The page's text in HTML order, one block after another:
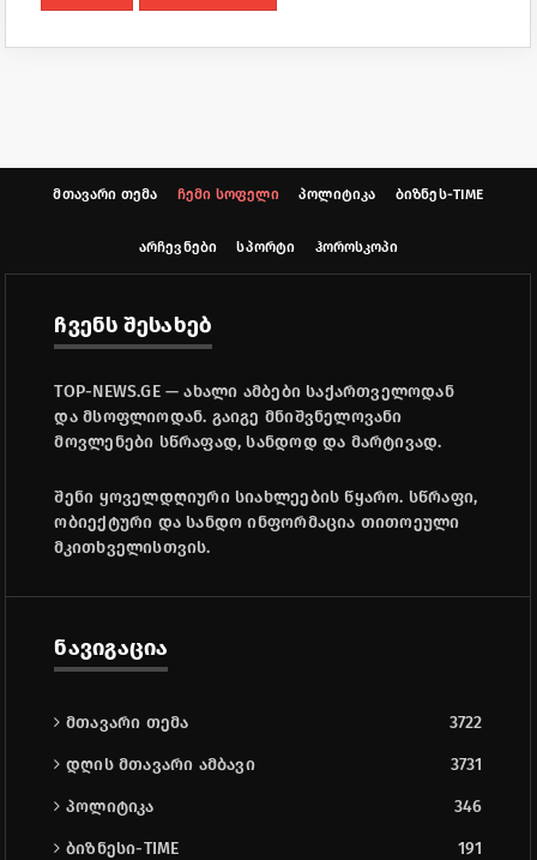
მთავარი თემა ჩემი სოფელი პოლიტიკა ბიზნეს-TIME
არჩევნები სპორტი ჰოროსკოპი
ჩვენს შესახებ
TOP-NEWS.GE — ახალი ამბები საქართველოდან
და მსოფლიოდან. გაიგე მნიშვნელოვანი
მოვლენები სწრაფად, სანდოდ და მარტივად.
შენი ყოველდღიური სიახლეების წყარო. სწრაფი,
ობიექტური და სანდო ინფორმაცია თითოეული
მკითხველისთვის.
ნავიგაცია
მთავარი თემა 3722
დღის მთავარი ამბავი 3731
პოლიტიკა 346
ბიზნესი-TIME 191